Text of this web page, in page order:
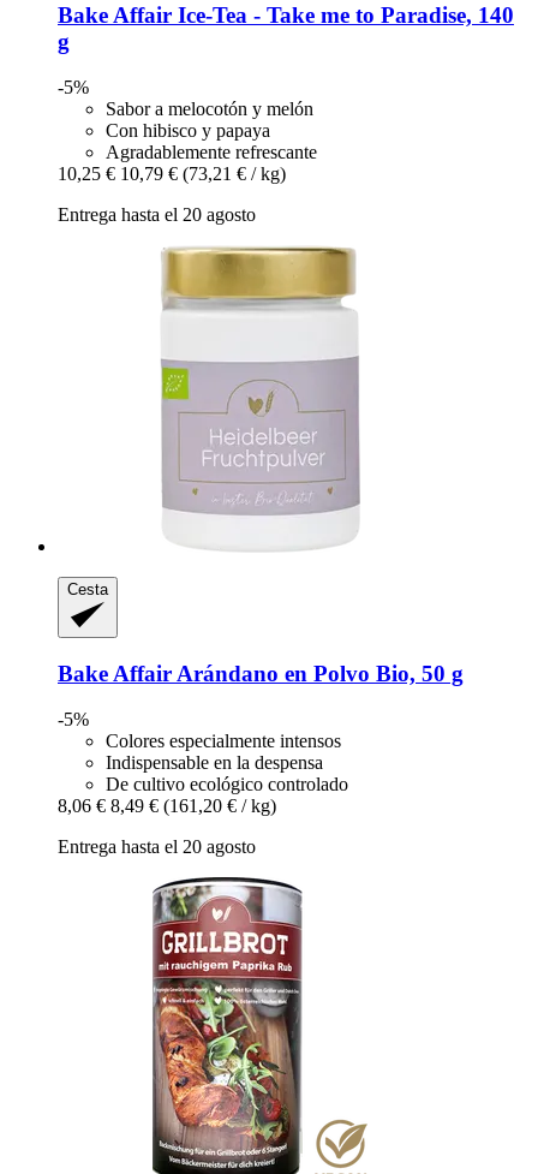
Bake Affair Ice-​Tea -​ Take me to Paradise, 140
g
-5%
Sabor a melocotón y melón
Con hibisco y papaya
Agradablemente refrescante
10,25 € 10,79 € (73,21 € / kg)
Entrega hasta el 20 agosto
Cesta
Bake Affair Arándano en Polvo Bio, 50 g
-5%
Colores especialmente intensos
Indispensable en la despensa
De cultivo ecológico controlado
8,06 € 8,49 € (161,20 € / kg)
Entrega hasta el 20 agosto